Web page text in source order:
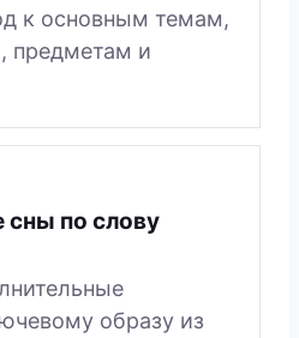
к основным темам,
предметам и
по слову
образу из